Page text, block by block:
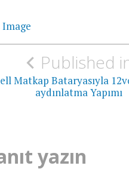
Image
Published
Matkap Bataryasıyla
aydınlatma Yapımı
yazın